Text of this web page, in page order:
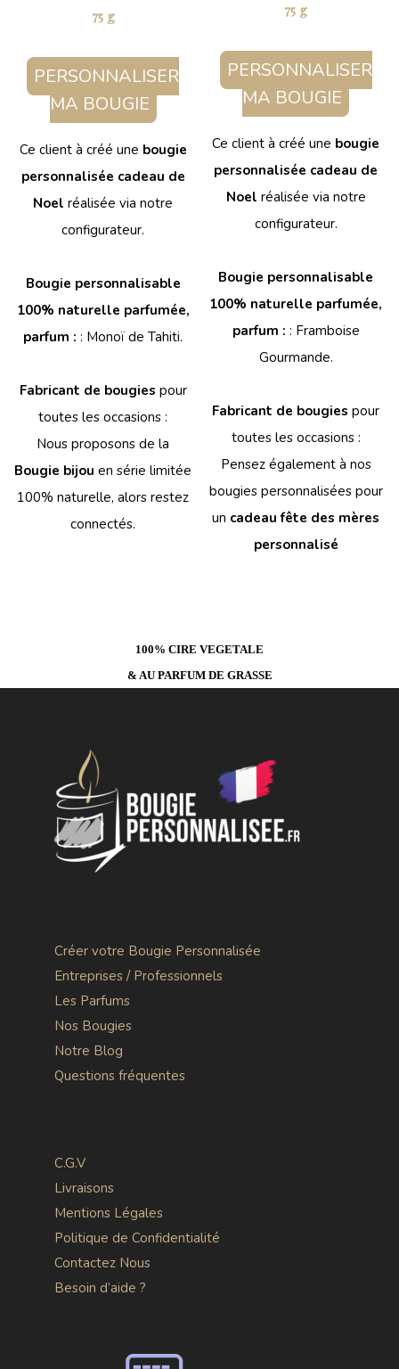
75 g
PERSONNALISER
MA BOUGIE
Ce client à créé une bougie
personnalisée cadeau de
Noelréalisée via notre
configurateur.
Bougie personnalisable
100% naturelle parfumée,
parfum :: Monoï de Tahiti.
Fabricant de bougies pour
toutes les occasions :
Nous proposons de la
Bougie bijou en série limitée
100% naturelle, alors restez
connectés.
75 g
PERSONNALISER
MA BOUGIE
Ce client à créé une bougie
personnalisée cadeau de
Noel réalisée via notre
configurateur.
Bougie personnalisable
100% naturelle parfumée,
parfum : : Framboise
Gourmande.
Fabricant de bougies pour
toutes les occasions :
Pensez également à nos
bougies personnalisées pour
un cadeau fête des mères
personnalisé
100% CIRE VEGETALE
& AU PARFUM DE GRASSE
Créer votre Bougie Personnalisée
Entreprises / Professionnels
Les Parfums
Nos Bougies
Notre Blog
Questions fréquentes
C.G.V
Livraisons
Mentions Légales
Politique de Confidentialité
Contactez Nous
Besoin d’aide ?